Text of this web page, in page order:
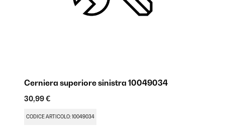
Cerniera superiore sinistra 10049034
30,99 €
CODICE ARTICOLO: 10049034